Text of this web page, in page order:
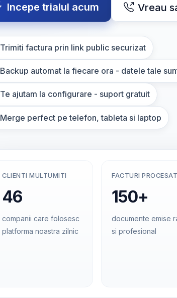
Incepe trialul acum Vreau
Trimiti factura prin link public securizat
Backup automat la fiecare ora - datele tale
Te ajutam la configurare - suport gratuit
Merge perfect pe telefon, tableta si laptop
CLIENTI MULTUMITI
46
companii care folosesc
platforma noastra zilnic
FACTURI
150+
documente emise
si profesional